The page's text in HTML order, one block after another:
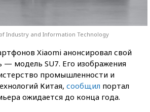
Industry and Information Technology
Xiaomi анонсировал свой
модель SU7. Его изображения
промышленности и
Китая, сообщил портал
ожидается до конца года.